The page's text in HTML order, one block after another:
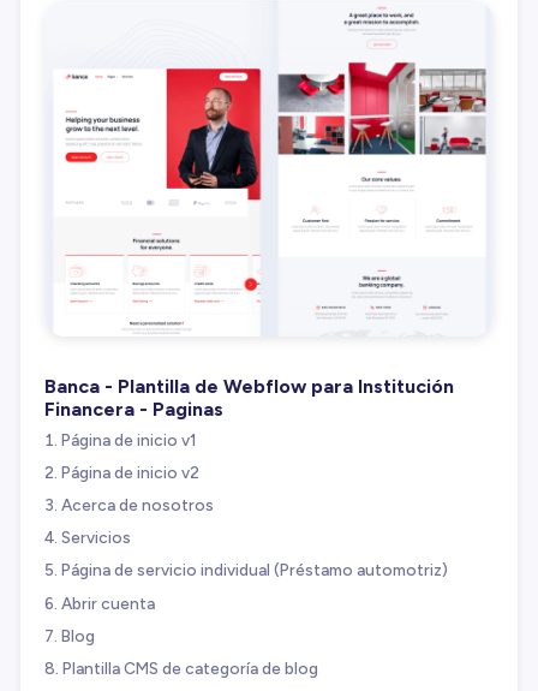
Banca - Plantilla de Webflow para Institución
Financera - Paginas
Página de inicio v1
Página de inicio v2
Acerca de nosotros
Servicios
Página de servicio individual (Préstamo automotriz)
Abrir cuenta
Blog
Plantilla CMS de categoría de blog